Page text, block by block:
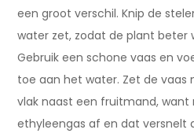
een groot verschil. Knip de
water zet, zodat de plant beter
Gebruik een schone vaas en
toe aan het water. Zet de vaas
vlak naast een fruitmand,
ethyleengas af en dat versnelt